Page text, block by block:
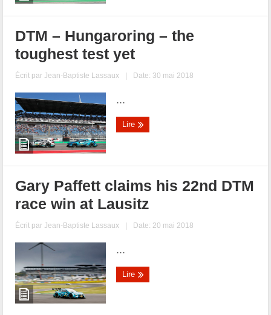
DTM – Hungaroring – the
toughest test yet
Écrit parJean-Baptiste Lassaux | Date: 30 mai 2018
...
Lire
Gary Paffett claims his 22nd DTM
race win at Lausitz
Écrit parJean-Baptiste Lassaux | Date: 20 mai 2018
...
Lire